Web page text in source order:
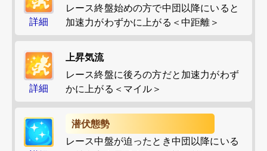
詳細
レース終盤始めの方で中団以降にいると
加速力がわずかに上がる＜中距離＞
詳細
上昇気流
レース終盤に後ろの方だと加速力がわず
かに上がる＜マイル＞
潜伏態勢
レース中盤が迫ったとき中団以降にいる